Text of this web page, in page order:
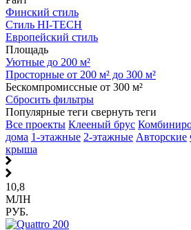
Финский стиль
Стиль HI-TECH
Европейский стиль
Площадь
Уютные до 200 м²
Просторные от 200 м² до 300 м²
Бескомпромиссные от 300 м²
Сбросить фильтры
Популярные теги свернуть теги
Все проекты Клееный брус
дома 1-этажные 2-этажные Авторские
крыша
10,8
МЛН
РУБ.